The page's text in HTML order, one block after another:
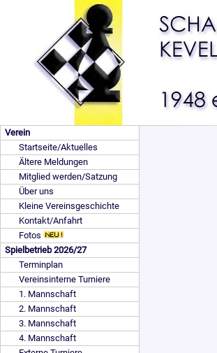
Verein
Startseite/Aktuelles
Ältere Meldungen
Mitglied werden/Satzung
Über uns
Kleine Vereinsgeschichte
Kontakt/Anfahrt
Fotos
Spielbetrieb 2026/27
Terminplan
Vereinsinterne Turniere
1. Mannschaft
2. Mannschaft
3. Mannschaft
4. Mannschaft